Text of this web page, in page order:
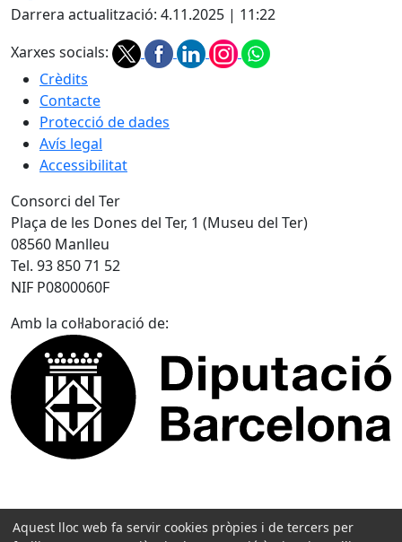
Darrera actualització: 4.11.2025 | 11:22
Xarxes socials:
Crèdits
Contacte
Protecció de dades
Avís legal
Accessibilitat
Consorci del Ter
Plaça de les Dones del Ter, 1 (Museu del Ter)
08560 Manlleu
Tel. 93 850 71 52
NIF P0800060F
Amb la col·laboració de:
Aquest lloc web fa servir cookies pròpies i de tercers per